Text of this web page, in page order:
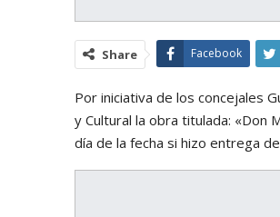
Share Facebook
Por iniciativa de los concejales
y Cultural la obra titulada: «Don
día de la fecha si hizo entrega